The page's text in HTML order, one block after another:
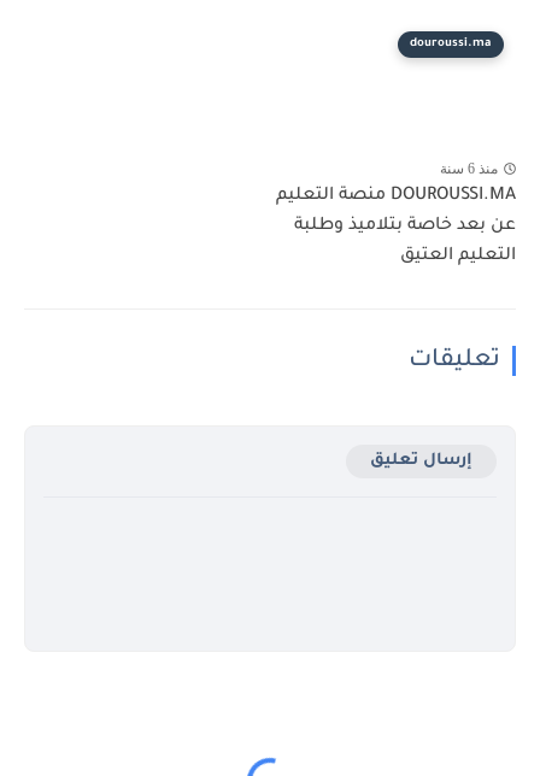
douroussi.ma
منذ 6 سنة
DOUROUSSI.MA منصة التعليم
عن بعد خاصة بتلاميذ وطلبة
التعليم العتيق
تعليقات
إرسال تعليق